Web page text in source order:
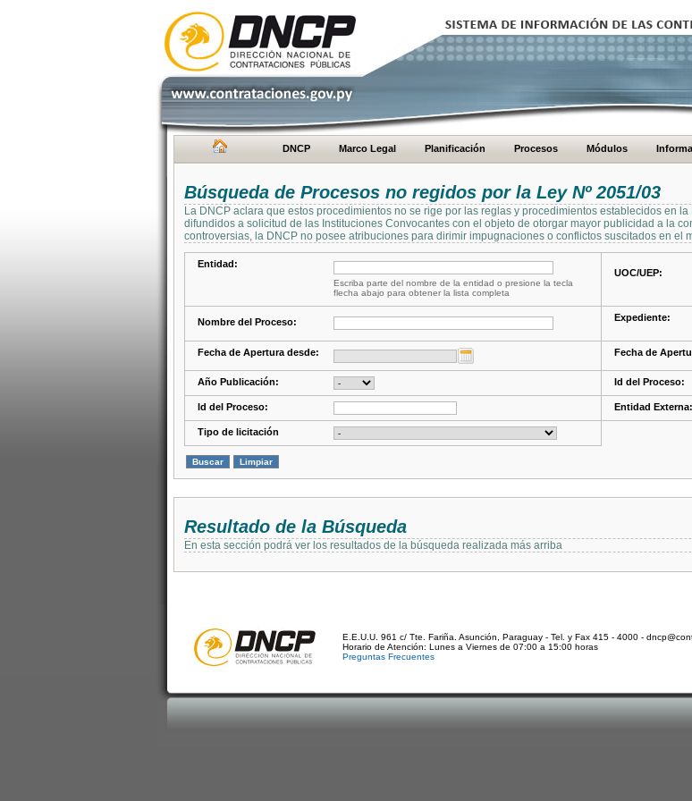
DNCP Marco Legal Planificación Procesos Módulos
Búsqueda de Procesos no regidos por la Ley Nº 2051/03
La DNCP aclara que estos procedimientos no se rige por las reglas y procedimientos establecidos en
difundidos a solicitud de las Instituciones Convocantes con el objeto de otorgar mayor publicidad a la
controversias, la DNCP no posee atribuciones para dirimir impugnaciones o conflictos suscitados en el
Entidad:
Escriba parte del nombre de la entidad o presione la tecla
flecha abajo para obtener la lista completa
UOC/UEP:
Nombre del Proceso: Expediente:
Fecha de Apertura desde: Fecha de
Año Publicación: Id del Proceso:
Id del Proceso: Entidad Externa:
Tipo de licitación
Resultado de la Búsqueda
En esta sección podrá ver los resultados de la búsqueda realizada más arriba
E.E.U.U. 961 c/ Tte. Fariña. Asunción, Paraguay - Tel. y Fax 415 - 4000 -
Horario de Atención: Lunes a Viernes de 07:00 a 15:00 horas
Preguntas Frecuentes